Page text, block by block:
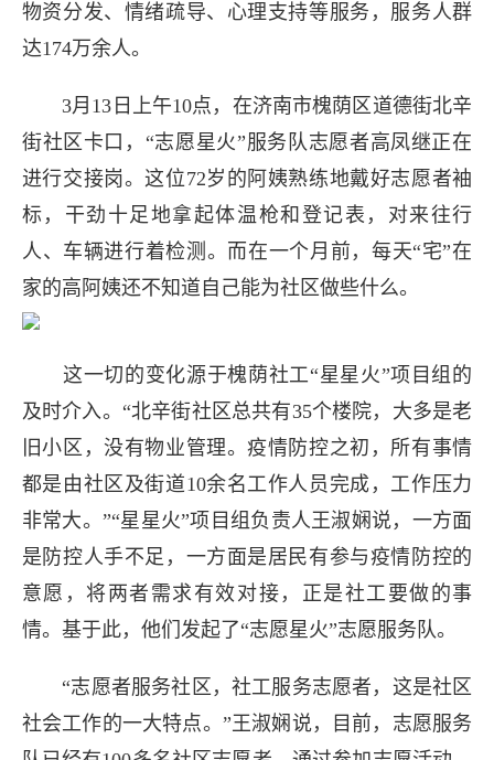
物资分发、情绪疏导、心理支持等服务，服务人群
达174万余人。
3月13日上午10点，在济南市槐荫区道德街北辛
街社区卡口，“志愿星火”服务队志愿者高凤继正在
进行交接岗。这位72岁的阿姨熟练地戴好志愿者袖
标，干劲十足地拿起体温枪和登记表，对来往行
人、车辆进行着检测。而在一个月前，每天“宅”在
家的高阿姨还不知道自己能为社区做些什么。
这一切的变化源于槐荫社工“星星火”项目组的
及时介入。“北辛街社区总共有35个楼院，大多是老
旧小区，没有物业管理。疫情防控之初，所有事情
都是由社区及街道10余名工作人员完成，工作压力
非常大。”“星星火”项目组负责人王淑娴说，一方面
是防控人手不足，一方面是居民有参与疫情防控的
意愿，将两者需求有效对接，正是社工要做的事
情。基于此，他们发起了“志愿星火”志愿服务队。
“志愿者服务社区，社工服务志愿者，这是社区
社会工作的一大特点。”王淑娴说，目前，志愿服务